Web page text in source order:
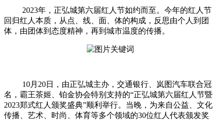
2023年，正弘城第六届红人节如约而至。今年的红人节
回归红人本质，从点、线、面、体的构成，反思由个人到团
体，由团体到态度精神，再到城市温度的传播。
10月20日，由正弘城主办，交通银行、岚图汽车联合冠
名，霸王茶姬、铂金协会特别支持的“正弘城第六届红人节暨
2023郑式红人颁奖盛典”顺利举行。当晚，为来自公益、文化
传播、艺术、时尚、体育等多个领域的30位红人代表颁发奖